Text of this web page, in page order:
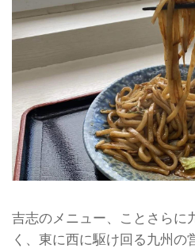
吉志のメニュー、ことさらに
く、東に西に駆け回る九州の